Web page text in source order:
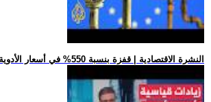
.. النشرة الاقتصادية | قفزة بنسبة 550% في أسعار الأدوية بتونس و